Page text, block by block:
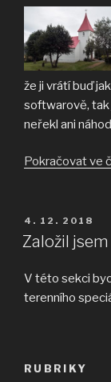
že ji vrátí buď
softwarově, tak
neřekl ani
Pokračovat ve
PUBLIKOVÁNO
4. 12. 2018
Založil
V této sekci
terenního
RUBRIKY